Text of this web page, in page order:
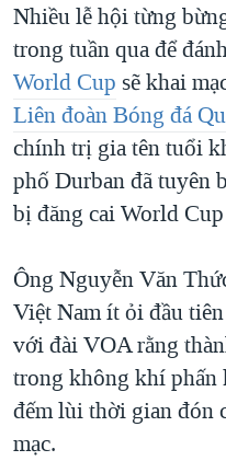
Nhiều lễ hội từng
trong tuần qua để
World Cup sẽ khai
Liên đoàn Bóng đá
chính trị gia tên tuổi
phố Durban đã tuyên
bị đăng cai World
Ông Nguyễn Văn
Việt Nam ít ỏi đầu
với đài VOA rằng
trong không khí phấn
đếm lùi thời gian đón
mạc.